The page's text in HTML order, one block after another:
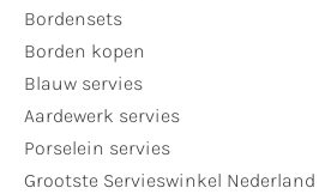
Bordensets
Borden kopen
Blauw servies
Aardewerk servies
Porselein servies
Grootste Servieswinkel Nederland